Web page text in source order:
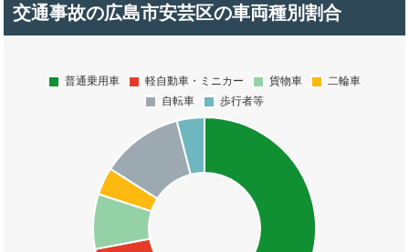
交通事故の広島市安芸区の車両種別割合